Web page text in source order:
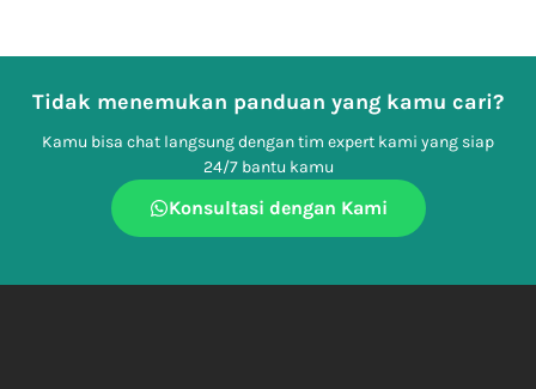
Tidak menemukan panduan yang kamu cari?
Kamu bisa chat langsung dengan tim expert kami yang siap
24/7 bantu kamu
Konsultasi dengan Kami